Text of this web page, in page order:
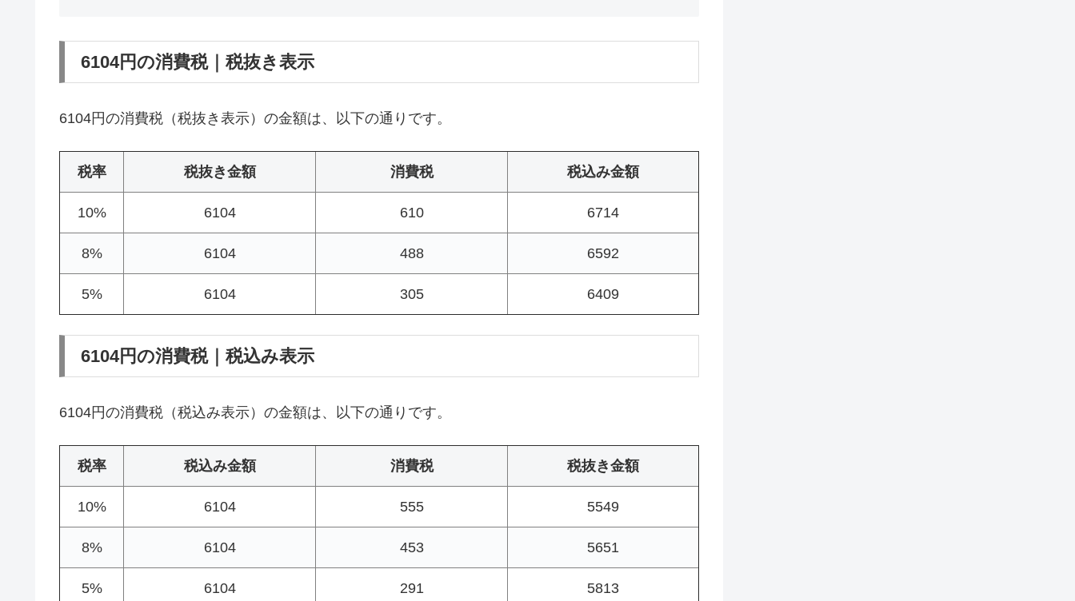
6104円の消費税｜税抜き表示
6104円の消費税（税抜き表示）の金額は、以下の通りです。
税率 税抜き金額 消費税 税込み金額
10% 6104 610 6714
8% 6104 488 6592
5% 6104 305 6409
6104円の消費税｜税込み表示
6104円の消費税（税込み表示）の金額は、以下の通りです。
税率 税込み金額 消費税 税抜き金額
10% 6104 555 5549
8% 6104 453 5651
5% 6104 291 5813